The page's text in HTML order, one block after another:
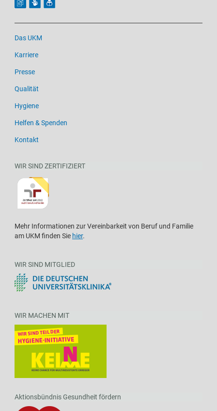
Das UKM
Karriere
Presse
Qualität
Hygiene
Helfen & Spenden
Kontakt
WIR SIND ZERTIFIZIERT
Mehr Informationen zur Vereinbarkeit von Beruf und Familie
am UKM finden Sie hier.
WIR SIND MITGLIED
WIR MACHEN MIT
Aktionsbündnis Gesundheit fördern